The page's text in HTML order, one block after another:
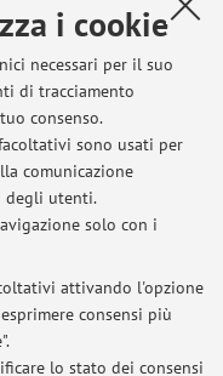
i cookie
necessari per il suo
di tracciamento
consenso.
sono usati per
comunicazione
degli utenti.
solo con i
attivando l'opzione
consensi più
lo stato dei consensi
di Bologna - Via
IVA: 01131710376